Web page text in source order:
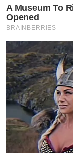
A Museum To
Opened
BRAINBERRIES